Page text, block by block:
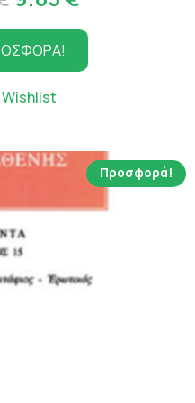
price
was:
1,378.00 €.
τρέχουσα
τιμή
Προσφορά!